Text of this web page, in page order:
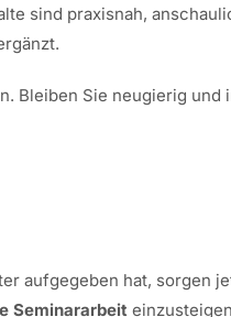
sind praxisnah,
Bleiben Sie neugierig
aufgegeben hat,
Seminararbeit